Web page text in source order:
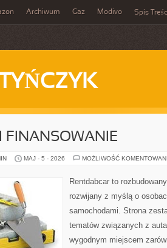
Archiwum Gaz Modivo Spis
FINANSOWANIE
MAJ - 5 - 2026 MOŻLIWOŚĆ
Rentdabcar to
rozwijany z myślą o
samochodami. Strona
tematów związanych z
wygodnym miejscem